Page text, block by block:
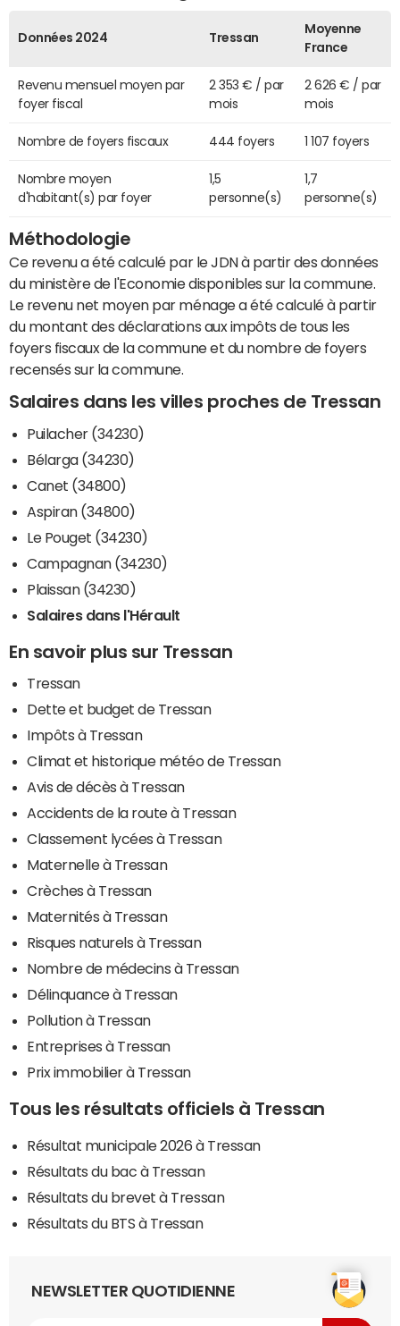
Données 2024 Tressan
Moyenne
France
Revenu mensuel moyen par
foyer fiscal
2 353 € / par
mois
2 626 € / par
mois
Nombre de foyers fiscaux 444 foyers 1 107 foyers
Nombre moyen
d'habitant(s) par foyer
1,5
personne(s)
1,7
personne(s)
Méthodologie
Ce revenu a été calculé par le JDN à partir des données
du ministère de l'Economie disponibles sur la commune.
Le revenu net moyen par ménage a été calculé à partir
du montant des déclarations aux impôts de tous les
foyers fiscaux de la commune et du nombre de foyers
recensés sur la commune.
Salaires dans les villes proches de Tressan
Puilacher (34230)
Bélarga (34230)
Canet (34800)
Aspiran (34800)
Le Pouget (34230)
Campagnan (34230)
Plaissan (34230)
Salaires dans l'Hérault
En savoir plus sur Tressan
Tressan
Dette et budget de Tressan
Impôts à Tressan
Climat et historique météo de Tressan
Avis de décès à Tressan
Accidents de la route à Tressan
Classement lycées à Tressan
Maternelle à Tressan
Crèches à Tressan
Maternités à Tressan
Risques naturels à Tressan
Nombre de médecins à Tressan
Délinquance à Tressan
Pollution à Tressan
Entreprises à Tressan
Prix immobilier à Tressan
Tous les résultats officiels à Tressan
Résultat municipale 2026 à Tressan
Résultats du bac à Tressan
Résultats du brevet à Tressan
Résultats du BTS à Tressan
NEWSLETTER QUOTIDIENNE